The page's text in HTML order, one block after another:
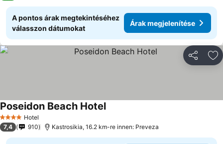
A pontos árak megtekintéséhez
válasszon dátumokat
Árak megjelenítése
4 KategóriaHotel
Poseidon Beach Hotel
7,4 910 Kastrosikia, 16.2 km-re innen: Preveza